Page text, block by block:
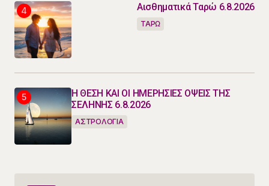
Αισθηματικά Ταρώ 6.8.2026
ΤΑΡΩ
Η ΘΕΣΗ ΚΑΙ ΟΙ ΗΜΕΡΗΣΙΕΣ ΟΨΕΙΣ ΤΗΣ
ΣΕΛΗΝΗΣ 6.8.2026
ΑΣΤΡΟΛΟΓΙΑ